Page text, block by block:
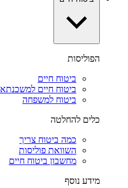
הפוליסות
ביטוח חיים
ביטוח חיים למשכנתא
ביטוח למשפחה
כלים להחלטה
כמה ביטוח צריך
השוואת פוליסות
מחשבון ביטוח חיים
מידע נוסף